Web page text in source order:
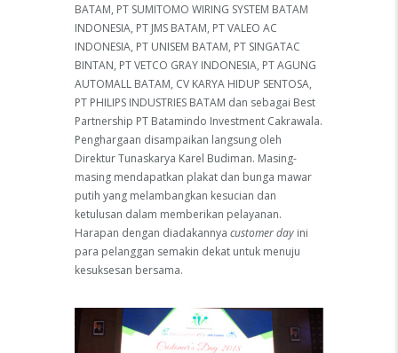
BATAM, PT SUMITOMO WIRING SYSTEM BATAM
INDONESIA, PT JMS BATAM, PT VALEO AC
INDONESIA, PT UNISEM BATAM, PT SINGATAC
BINTAN, PT VETCO GRAY INDONESIA, PT AGUNG
AUTOMALL BATAM, CV KARYA HIDUP SENTOSA,
PT PHILIPS INDUSTRIES BATAM dan sebagai Best
Partnership PT Batamindo Investment Cakrawala.
Penghargaan disampaikan langsung oleh
Direktur Tunaskarya Karel Budiman. Masing-
masing mendapatkan plakat dan bunga mawar
putih yang melambangkan kesucian dan
ketulusan dalam memberikan pelayanan.
Harapan dengan diadakannya customer day ini
para pelanggan semakin dekat untuk menuju
kesuksesan bersama.